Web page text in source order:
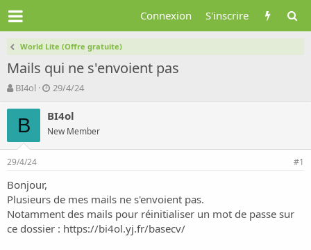
Connexion S'inscrire
World Lite (Offre gratuite)
Mails qui ne s'envoient pas
A
t
r
d
l
a
d
i
BI4ol
D
t
d
e
u
t
29/4/24
B BI4ol
New Member
29/4/24 #1
Bonjour,
Plusieurs de mes mails ne s'envoient pas.
Notamment des mails pour réinitialiser un mot de passe sur
ce dossier : https://bi4ol.yj.fr/basecv/